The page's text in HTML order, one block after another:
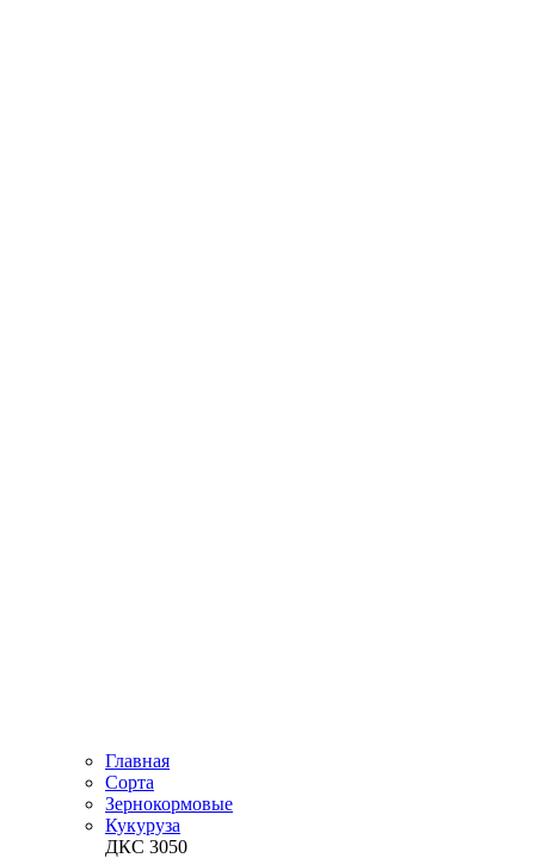
Главная
Сорта
Зернокормовые
Кукуруза
ДКС 3050